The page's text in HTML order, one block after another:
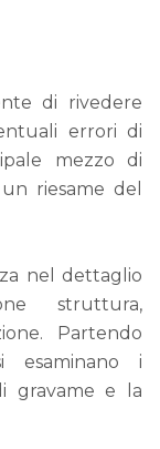
di rivedere
errori di
mezzo di
riesame del
nel dettaglio
struttura,
Partendo
esaminano i
gravame e la